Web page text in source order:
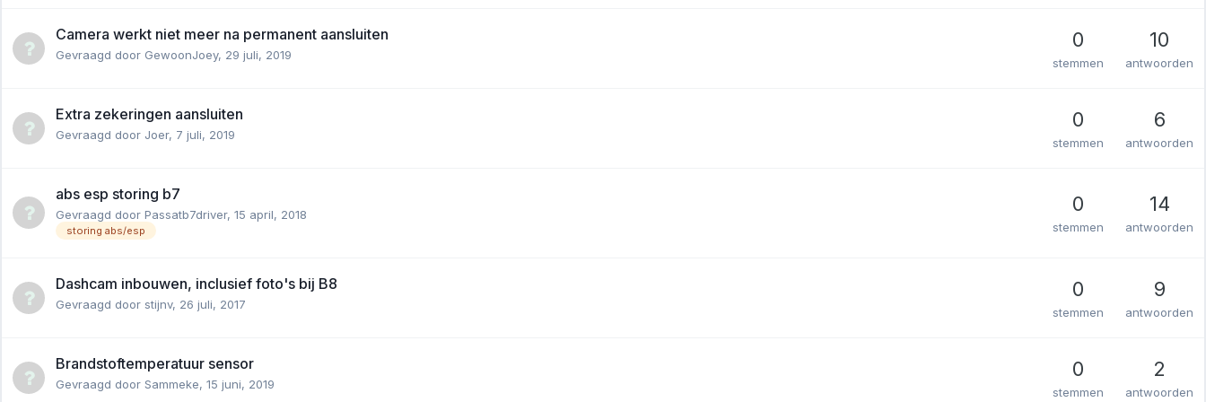
Camera werkt niet meer na permanent aansluiten
Gevraagd door GewoonJoey, 29 juli, 2019
0
stemmen
10
antwoorden
Extra zekeringen aansluiten
Gevraagd door Joer, 7 juli, 2019
0
stemmen
6
antwoorden
abs esp storing b7
Gevraagd door Passatb7driver, 15 april, 2018
storing abs/esp
0
stemmen
14
antwoorden
Dashcam inbouwen, inclusief foto's bij B8
Gevraagd door stijnv, 26 juli, 2017
0
stemmen
9
antwoorden
Brandstoftemperatuur sensor
Gevraagd door Sammeke, 15 juni, 2019
0
stemmen
2
antwoorden